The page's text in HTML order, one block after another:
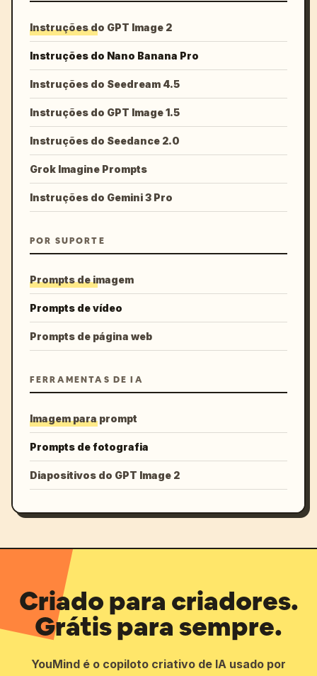
Instruções do GPT Image 2
Instruções do Nano Banana Pro
Instruções do Seedream 4.5
Instruções do GPT Image 1.5
Instruções do Seedance 2.0
Grok Imagine Prompts
Instruções do Gemini 3 Pro
POR SUPORTE
Prompts de imagem
Prompts de vídeo
Prompts de página web
FERRAMENTAS DE IA
Imagem para prompt
Prompts de fotografia
Diapositivos do GPT Image 2
Criado para criadores.
Grátis para sempre.
YouMind é o copiloto criativo de IA usado por